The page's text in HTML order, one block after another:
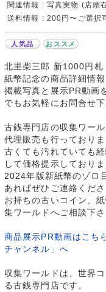
関連情報 : 写真実物 (店頭
送料情報 : 200円〜ご選択
人気品 おススメ
北里柴三郎 新1000円
紙幣記念の商品詳細情報
掲載写真と展示PR動画
でもお気軽にお問合せ下
古銭専門店の収集ワー
代理販売も行っておりま
古くても汚れていても
して価格提示しておりま
2024年版新紙幣のゾロ
あればぜひご連絡くださ
お持ちの古いコイン、
集ワールドへご相談下さ
商品展示PR動画はこ
チャンネル」へ
収集ワールドは、世界
る古銭専門店です。